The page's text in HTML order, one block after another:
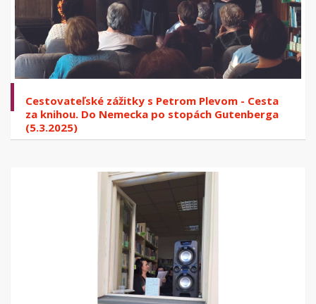
Cestovateľské zážitky s Petrom Plevom - Cesta
za knihou. Do Nemecka po stopách Gutenberga
(5.3.2025)